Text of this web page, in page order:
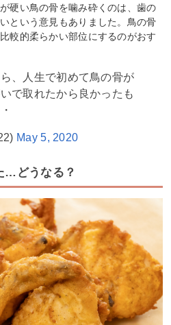
硬い鳥の骨を噛み砕くのは、歯の
という意見もありました。鳥の骨
較的柔らかい部位にするのがおす
、人生で初めて鳥の骨が
で取れたから良かったも
May 5, 2020
…どうなる？